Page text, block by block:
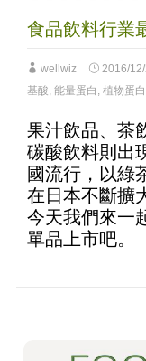
食品飲料行業
wellwiz 2016/12/
基酸, 能量蛋白 , 植物蛋白
果汁飲品、茶
碳酸飲料則出
國流行，以綠
在日本不斷擴
今天我們來一
單品上市吧。